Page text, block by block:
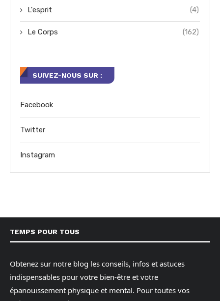
L'esprit (4)
Le Corps (162)
SUIVEZ-NOUS SUR :
Facebook
Twitter
Instagram
TEMPS POUR TOUS
Obtenez sur notre blog les conseils, infos et astuces
indispensables pour votre bien-être et votre
épanouissement physique et mental. Pour toutes vos